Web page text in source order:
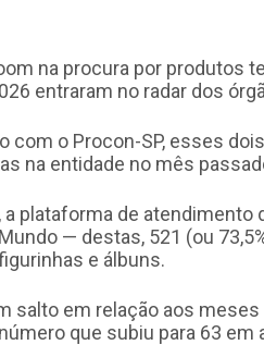
na procura por produtos
entraram no radar dos
com o Procon-SP, esses
na entidade no mês
a plataforma de atendimento
— destas, 521 (ou
e álbuns.
salto em relação aos
que subiu para 63 em